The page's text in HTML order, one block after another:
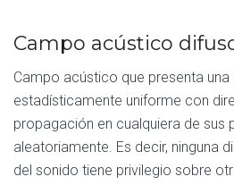
Campo acústico
Campo acústico que presenta
estadísticamente uniforme con
propagación en cualquiera de sus
aleatoriamente. Es decir, ninguna
del sonido tiene privilegio sobre